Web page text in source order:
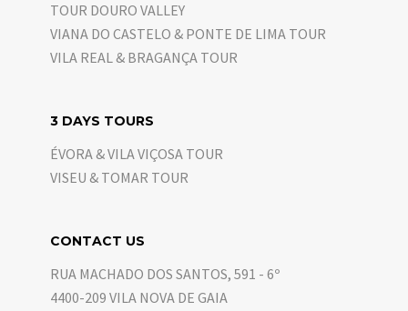
TOUR DOURO VALLEY
VIANA DO CASTELO & PONTE DE LIMA TOUR
VILA REAL & BRAGANÇA TOUR
3 DAYS TOURS
ÉVORA & VILA VIÇOSA TOUR
VISEU & TOMAR TOUR
CONTACT US
RUA MACHADO DOS SANTOS, 591 - 6º
4400-209 VILA NOVA DE GAIA